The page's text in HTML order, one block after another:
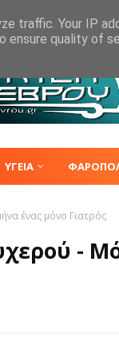
ΥΓΕΙΑ
ένας μόνο Γιατρός
-
traffic. Your IP
ensure quality of